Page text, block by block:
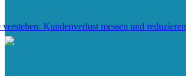
Kundenverlust messen und reduzieren